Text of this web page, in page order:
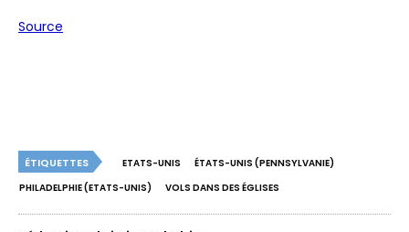
Source
ÉTIQUETTES ETATS-UNIS
ÉTATS-UNIS (PENNSYLVANIE)
PHILADELPHIE (ETATS-UNIS)
VOLS DANS DES ÉGLISES